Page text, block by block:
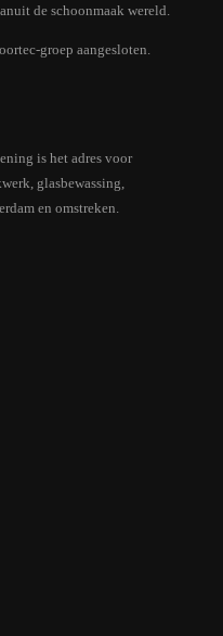
de schoonmaak wereld.
groep aangesloten.
is het adres voor
glasbewassing,
en omstreken.